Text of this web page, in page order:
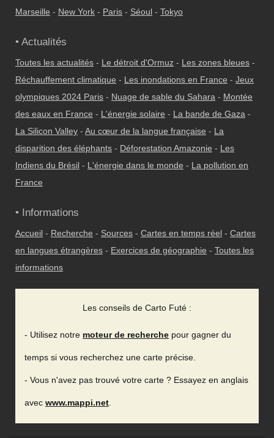
Marseille - New York - Paris - Séoul - Tokyo
• Actualités
Toutes les actualités - Le détroit d'Ormuz - Les zones bleues -
Réchauffement climatique - Les inondations en France - Jeux
olympiques 2024 Paris - Nuage de sable du Sahara - Montée
des eaux en France - L'énergie solaire - La bande de Gaza -
La Silicon Valley - Au cœur de la langue française - La
disparition des éléphants - Déforestation Amazonie - Les
Indiens du Brésil - L'énergie dans le monde - La pollution en
France
• Informations
Accueil - Recherche - Sources - Cartes en temps réel - Cartes
en langues étrangères - Exercices de géographie - Toutes les
informations
Les conseils de Carto Futé :
- Utilisez notre moteur de recherche pour gagner du
temps si vous recherchez une carte précise.
- Vous n'avez pas trouvé votre carte ? Essayez en anglais
avec www.mappi.net